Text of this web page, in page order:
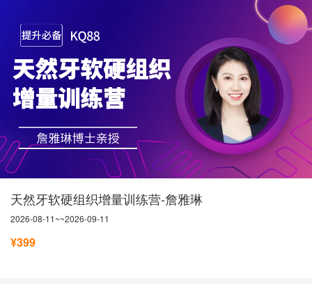
天然牙软硬组织增量训练营-詹雅琳
2026-08-11~~2026-09-11
¥399